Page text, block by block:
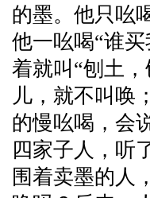
的墨。他只吆
他一吆喝“谁
着就叫“刨土
儿，就不叫唤
的慢吆喝，会
四家子人，听
围着卖墨的人